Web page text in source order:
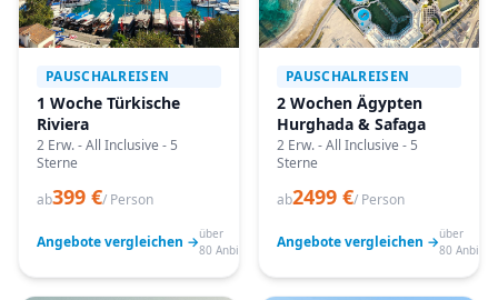
PAUSCHALREISEN
1 Woche Türkische
Riviera
2 Erw. - All Inclusive - 5
Sterne
ab399 €/ Person
Angebote vergleichen →über
80 Anbieter
PAUSCHALREISEN
2 Wochen Ägypten
Hurghada & Safaga
2 Erw. - All Inclusive - 5
Sterne
ab2499 €/ Person
Angebote vergleichen →über
80